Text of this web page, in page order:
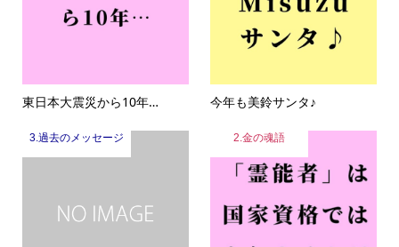
東日本大震災から10年… 今年も美鈴サンタ♪
3.過去のメッセージ 2.金の魂語